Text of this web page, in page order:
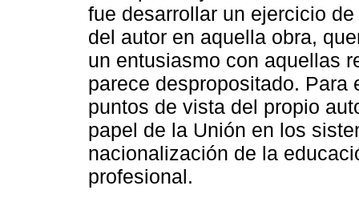
fue desarrollar un ejercicio
del autor en aquella obra,
un entusiasmo con aquellas
parece despropositado. Para
puntos de vista del propio
papel de la Unión en los
nacionalización de la
profesional.